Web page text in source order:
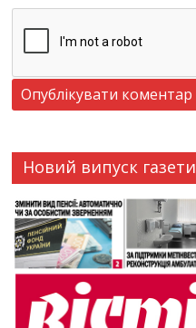
Новий випуск газети